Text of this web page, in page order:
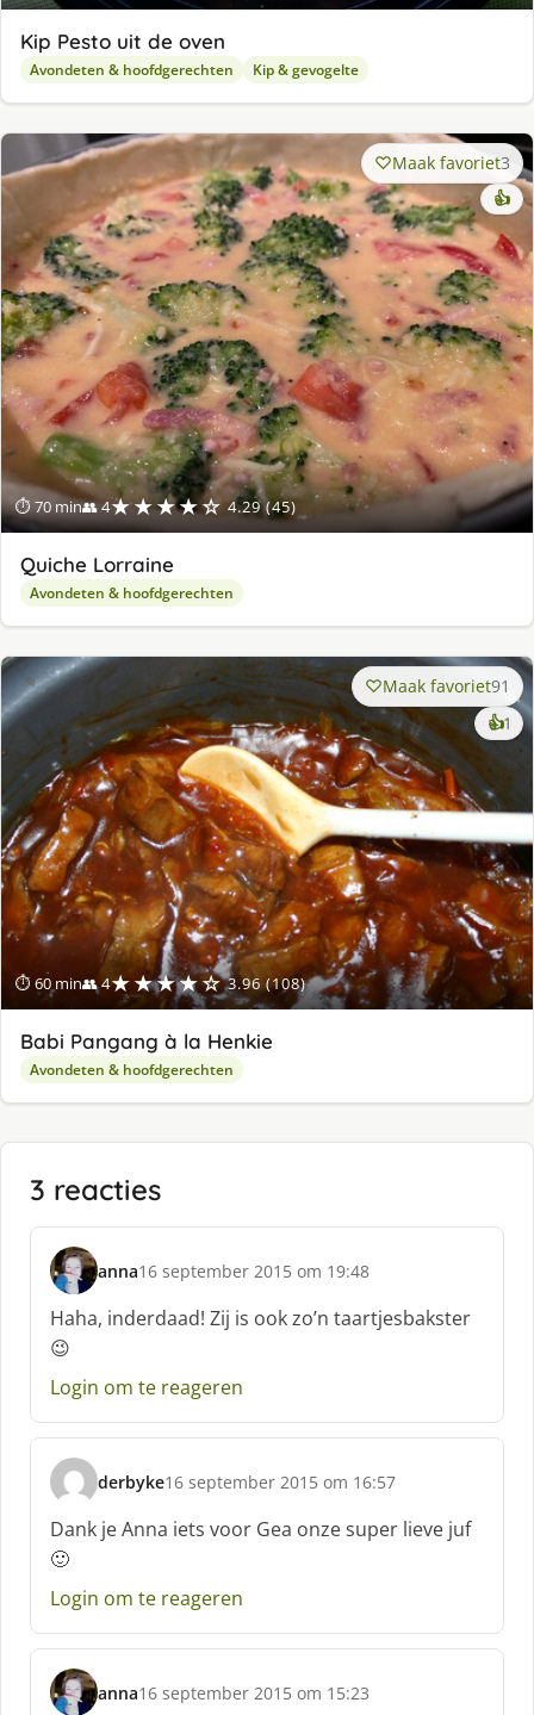
Kip Pesto uit de oven
Avondeten & hoofdgerechten Kip & gevogelte
⏱ 70 min👥 4★★★★☆ 4.29 (45)
Maak favoriet3
👍
Quiche Lorraine
Avondeten & hoofdgerechten
⏱ 60 min👥 4★★★★☆ 3.96 (108)
Maak favoriet91
👍1
Babi Pangang à la Henkie
Avondeten & hoofdgerechten
3 reacties
anna
s
c
h
r
e
f
16 september 2015 om 19:48
Haha, inderdaad! Zij is ook zo’n taartjesbakster
😉
Login om te reageren
derbyke
s
c
h
r
e
f
16 september 2015 om 16:57
Dank je Anna iets voor Gea onze super lieve juf
🙂
Login om te reageren
anna
s
16 september 2015 om 15:23